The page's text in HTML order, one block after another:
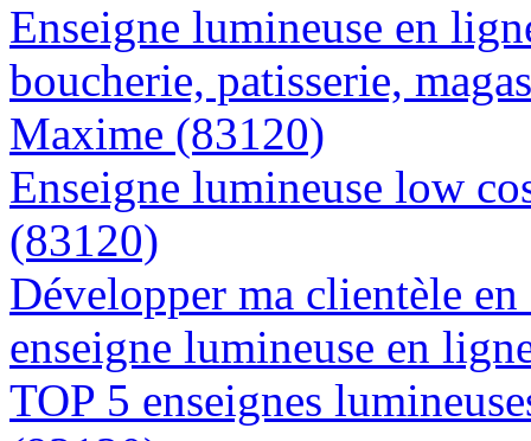
Enseigne lumineuse en
boucherie, patisserie,
Maxime (83120)
Enseigne lumineuse low
(83120)
Développer ma clientèle
enseigne lumineuse en
TOP 5 enseignes